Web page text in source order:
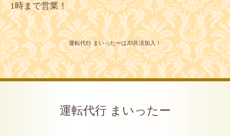
1時まで営業！
運転代行 まいったーはJD共済加入！
運転代行 まいったー